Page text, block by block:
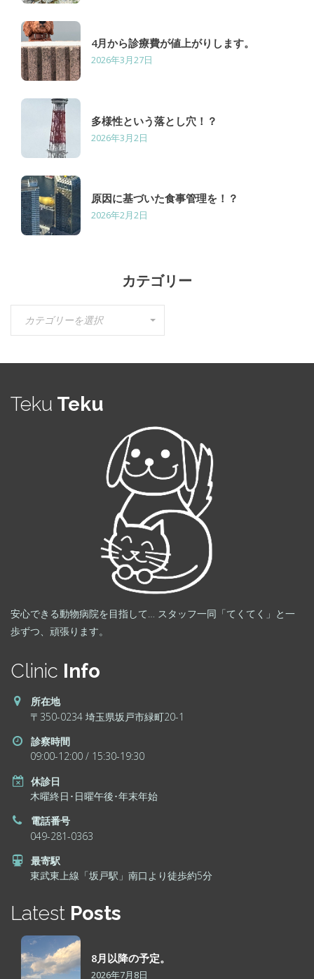
4月から診療費が値上がりします。
2026年3月27日
多様性という落とし穴！？
2026年3月2日
原因に基づいた食事管理を！？
2026年2月2日
カテゴリー
リ
カテゴリーを選択
Teku Teku
安心できる動物病院を目指して… スタッフ一同「てくてく」と一
歩ずつ、頑張ります。
Clinic Info
所在地
〒350-0234 埼玉県坂戸市緑町20-1
診察時間
09:00-12:00 / 15:30-19:30
休診日
木曜終日･日曜午後･年末年始
電話番号
049-281-0363
最寄駅
東武東上線「坂戸駅」南口より徒歩約5分
Latest Posts
8月以降の予定。
2026年7月8日